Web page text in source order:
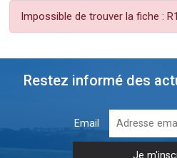
Impossible de trouver la fiche :
Restez informé des
Email